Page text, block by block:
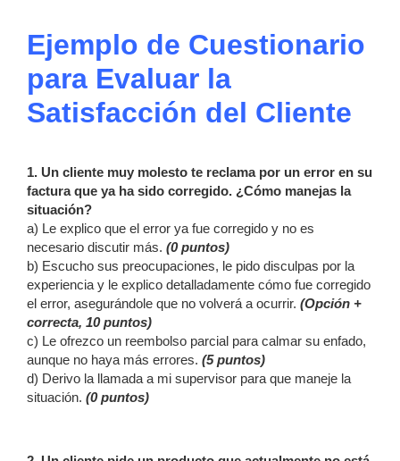
Ejemplo de Cuestionario
para Evaluar la
Satisfacción del Cliente
1. Un cliente muy molesto te reclama por un error en su
factura que ya ha sido corregido. ¿Cómo manejas la
situación?
a) Le explico que el error ya fue corregido y no es
necesario discutir más. (0 puntos)
b) Escucho sus preocupaciones, le pido disculpas por la
experiencia y le explico detalladamente cómo fue corregido
el error, asegurándole que no volverá a ocurrir. (Opción +
correcta, 10 puntos)
c) Le ofrezco un reembolso parcial para calmar su enfado,
aunque no haya más errores. (5 puntos)
d) Derivo la llamada a mi supervisor para que maneje la
situación. (0 puntos)